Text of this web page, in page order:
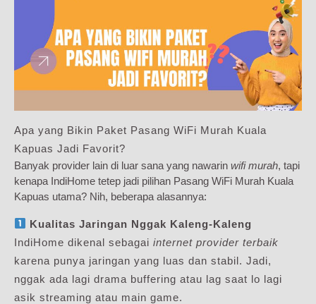
Apa yang Bikin Paket Pasang WiFi Murah Kuala
Kapuas Jadi Favorit?
Banyak provider lain di luar sana yang nawarin wifi murah, tapi
kenapa IndiHome tetep jadi pilihan Pasang WiFi Murah Kuala
Kapuas utama? Nih, beberapa alasannya:
Kualitas Jaringan Nggak Kaleng-Kaleng
IndiHome dikenal sebagai internet provider terbaik
karena punya jaringan yang luas dan stabil. Jadi,
nggak ada lagi drama buffering atau lag saat lo lagi
asik streaming atau main game.